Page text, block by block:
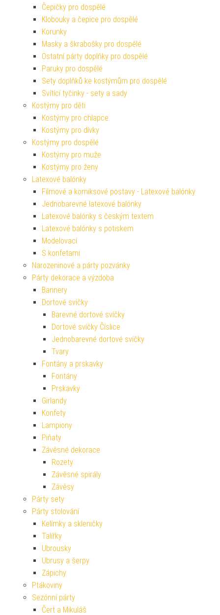
Čepičky pro dospělé
Klobouky a čepice pro dospělé
Korunky
Masky a škrabošky pro dospělé
Ostatní párty doplňky pro dospělé
Paruky pro dospělé
Sety doplňků ke kostýmům pro dospělé
Svítící tyčinky - sety a sady
Kostýmy pro děti
Kostýmy pro chlapce
Kostýmy pro dívky
Kostýmy pro dospělé
Kostýmy pro muže
Kostýmy pro ženy
Latexové balónky
Filmové a komiksové postavy - Latexové balónky
Jednobarevné latexové balónky
Latexové balónky s českým textem
Latexové balónky s potiskem
Modelovací
S konfetami
Narozeninové a párty pozvánky
Párty dekorace a výzdoba
Bannery
Dortové svíčky
Barevné dortové svíčky
Dortové svíčky Číslice
Jednobarevné dortové svíčky
Tvary
Fontány a prskavky
Fontány
Prskavky
Girlandy
Konfety
Lampiony
Piňaty
Závěsné dekorace
Rozety
Závěsné spirály
Závěsy
Párty sety
Párty stolování
Kelímky a skleničky
Talířky
Ubrousky
Ubrusy a šerpy
Zápichy
Ptákoviny
Sezónní párty
Čert a Mikuláš